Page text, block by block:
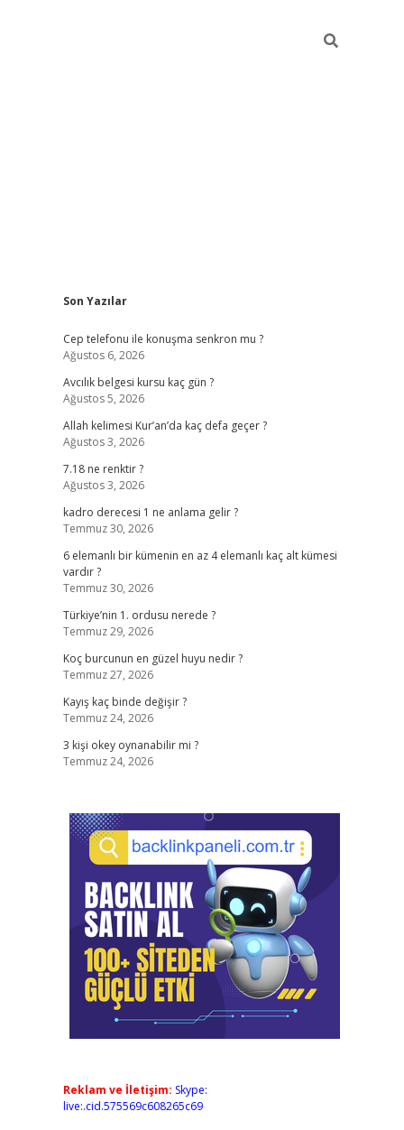
Sidebar
Son Yazılar
Cep telefonu ile konuşma senkron mu ?
Ağustos 6, 2026
Avcılık belgesi kursu kaç gün ?
Ağustos 5, 2026
Allah kelimesi Kur’an’da kaç defa geçer ?
Ağustos 3, 2026
7.18 ne renktir ?
Ağustos 3, 2026
kadro derecesi 1 ne anlama gelir ?
Temmuz 30, 2026
6 elemanlı bir kümenin en az 4 elemanlı kaç alt kümesi
vardır ?
Temmuz 30, 2026
Türkiye’nin 1. ordusu nerede ?
Temmuz 29, 2026
Koç burcunun en güzel huyu nedir ?
Temmuz 27, 2026
Kayış kaç binde değişir ?
Temmuz 24, 2026
3 kişi okey oynanabilir mi ?
Temmuz 24, 2026
Reklam ve İletişim: Skype:
live:.cid.575569c608265c69
betexper güncel giriş